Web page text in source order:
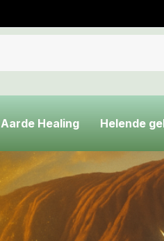
Aarde Healing Helende